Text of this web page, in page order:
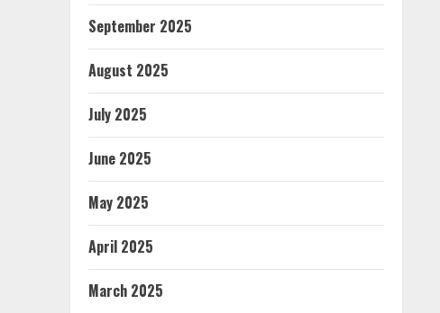
September 2025
August 2025
July 2025
June 2025
May 2025
April 2025
March 2025